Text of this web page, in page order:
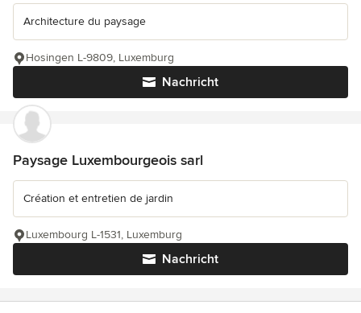
Architecture du paysage
Nachricht
Hosingen L-9809, Luxemburg
Paysage Luxembourgeois sarl
Création et entretien de jardin
Nachricht
Luxembourg L-1531, Luxemburg